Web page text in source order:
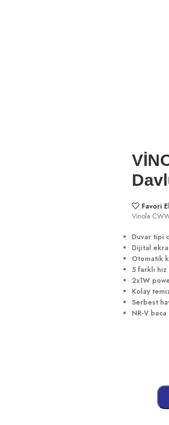
Favori
Vinola
Duvar tipi
Dijital
Otomatik
5 farklı
2x1W
Kolay
Serbest
NR-V